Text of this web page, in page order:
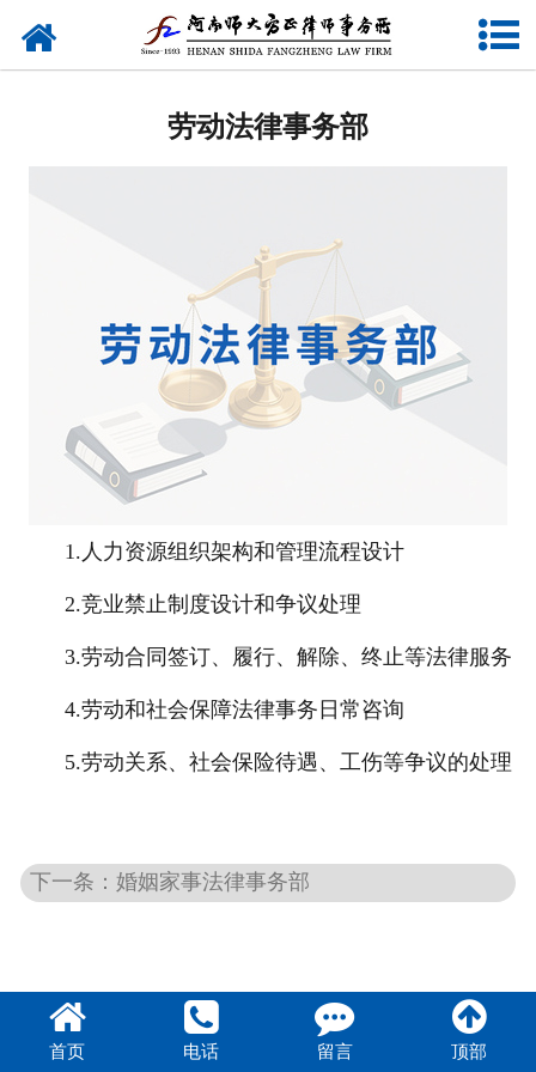
网站首页
商事
劳动法律事务部
1.人力资源组织架构和管理流程设计
2.竞业禁止制度设计和争议处理
3.劳动合同签订、履行、解除、终止等法律服务
4.劳动和社会保障法律事务日常咨询
5.劳动关系、社会保险待遇、工伤等争议的处理
下一条：婚姻家事法律事务部
首页 电话 留言 顶部